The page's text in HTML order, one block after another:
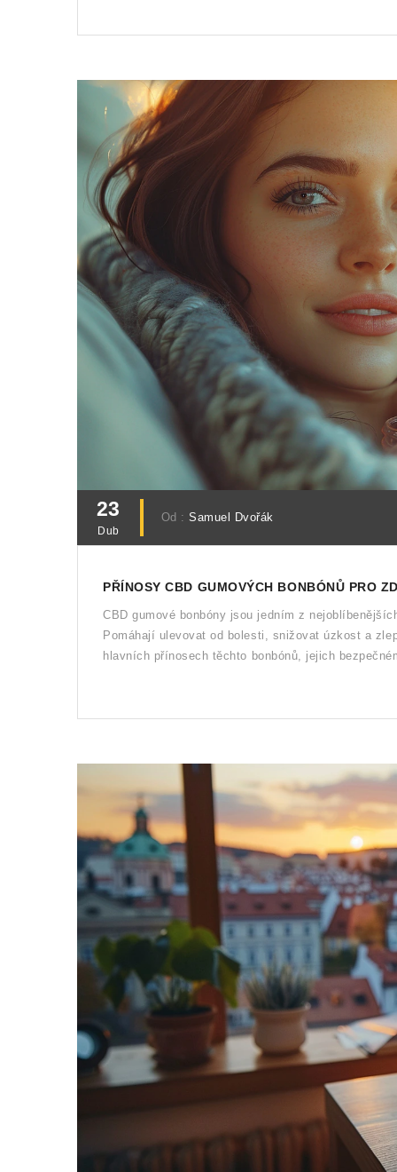
23
Dub
Od :Samuel Dvořák
PŘÍNOSY CBD GUMOVÝCH BONBÓNŮ PRO
CBD gumové bonbóny jsou jedním z
Pomáhají ulevovat od bolesti, snižovat úzkost a
hlavních přínosech těchto bonbónů, jejich